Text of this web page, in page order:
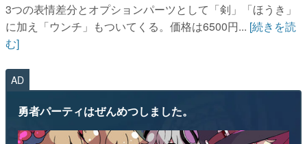
3つの表情差分とオプションパーツとして「剣」「ほうき」
に加え「ウンチ」もついてくる。価格は6500円... [続きを読
む]
AD
勇者パーティはぜんめつしました。